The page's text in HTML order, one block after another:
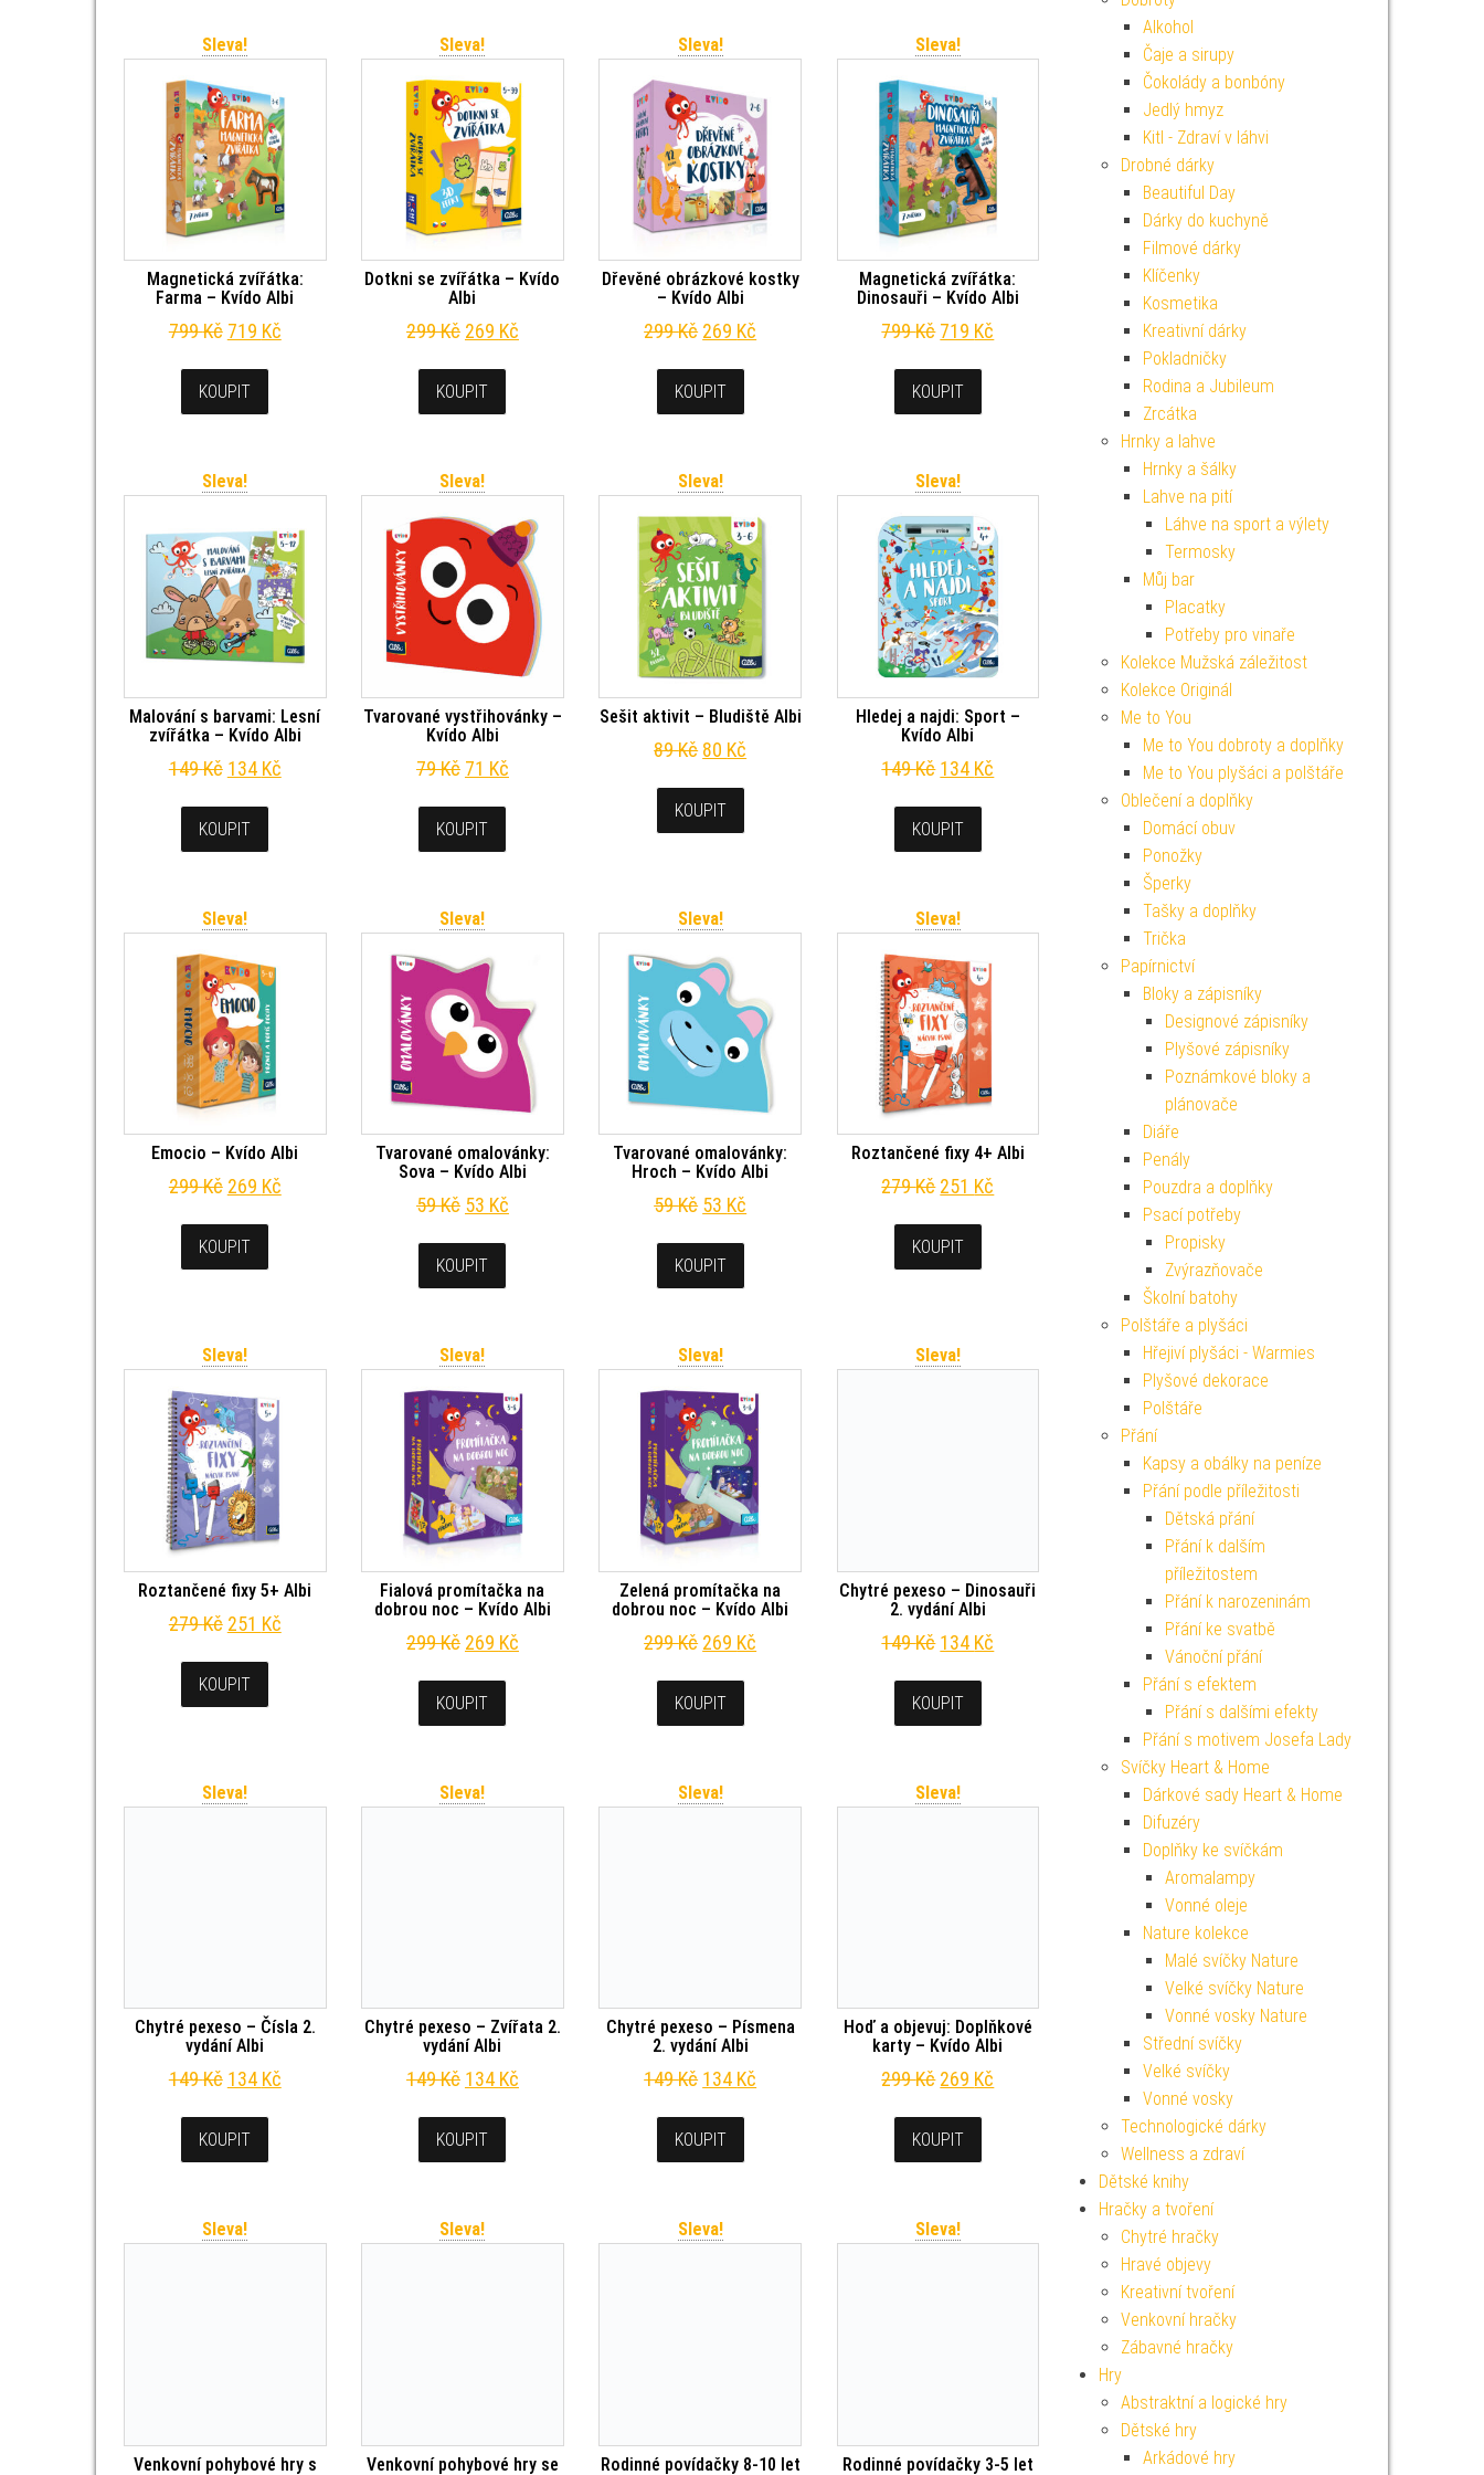
Sleva!
Magnetická zvířátka:
Farma – Kvído Albi
799Kč Původní cena byla: 799 Kč.
719 KčAktuální cena je: 719 Kč.
KOUPIT
Sleva!
Dotkni se zvířátka – Kvído
Albi
299Kč Původní cena byla: 299 Kč.
269 KčAktuální cena je: 269 Kč.
KOUPIT
Sleva!
Dřevěné obrázkové kostky
– Kvído Albi
299Kč Původní cena byla: 299 Kč.
269 Kč Aktuální cena je: 269 Kč.
KOUPIT
Sleva!
Magnetická zvířátka:
Dinosauři – Kvído Albi
799Kč Původní cena byla: 799 Kč.
719 Kč Aktuální cena je: 719 Kč.
KOUPIT
Sleva!
Malování s barvami: Lesní
zvířátka – Kvído Albi
149Kč Původní cena byla: 149 Kč.
134 KčAktuální cena je: 134 Kč.
KOUPIT
Sleva!
Tvarované vystřihovánky –
Kvído Albi
79Kč Původní cena byla: 79 Kč.
71 KčAktuální cena je: 71 Kč.
KOUPIT
Sleva!
Sešit aktivit – Bludiště Albi
89Kč Původní cena byla: 89 Kč.
80 Kč Aktuální cena je: 80 Kč.
KOUPIT
Sleva!
Hledej a najdi: Sport –
Kvído Albi
149Kč Původní cena byla: 149 Kč.
134 Kč Aktuální cena je: 134 Kč.
KOUPIT
Sleva!
Emocio – Kvído Albi
299Kč Původní cena byla: 299 Kč.
269 KčAktuální cena je: 269 Kč.
KOUPIT
Sleva!
Tvarované omalovánky:
Sova – Kvído Albi
59Kč Původní cena byla: 59 Kč.
53 KčAktuální cena je: 53 Kč.
KOUPIT
Sleva!
Tvarované omalovánky:
Hroch – Kvído Albi
59Kč Původní cena byla: 59 Kč.
53 Kč
KOUPIT
Sleva!
Roztančené fixy 4+ Albi
279Kč Původní cena byla: 279 Kč.
251 Kč Aktuální cena je: 251 Kč.
KOUPIT
Sleva!
Roztančené fixy 5+ Albi
279Kč Původní cena byla: 279 Kč.
251 KčAktuální cena je: 251 Kč.
KOUPIT
Sleva!
Fialová promítačka na
dobrou noc – Kvído Albi
299Kč Původní cena byla: 299 Kč.
269 KčAktuální cena je: 269 Kč.
KOUPIT
Sleva!
Zelená promítačka na
dobrou noc – Kvído Albi
299Kč Původní cena byla: 299 Kč.
269 Kč Aktuální cena je: 269 Kč.
KOUPIT
Sleva!
Chytré pexeso – Dinosauři
2. vydání Albi
149Kč Původní cena byla: 149 Kč.
134 Kč Aktuální cena je: 134 Kč.
KOUPIT
Sleva!
Chytré pexeso – Čísla 2.
vydání Albi
149Kč Původní cena byla: 149 Kč.
134 KčAktuální cena je: 134 Kč.
KOUPIT
Sleva!
Chytré pexeso – Zvířata 2.
vydání Albi
149Kč Původní cena byla: 149 Kč.
134 KčAktuální cena je: 134 Kč.
KOUPIT
Sleva!
Chytré pexeso – Písmena
2. vydání Albi
149Kč Původní cena byla: 149 Kč.
134 Kč Aktuální cena je: 134 Kč.
KOUPIT
Sleva!
Hoď a objevuj: Doplňkové
karty – Kvído Albi
299Kč Původní cena byla: 299 Kč.
269 Kč Aktuální cena je: 269 Kč.
KOUPIT
Sleva!
Venkovní pohybové hry s
Sleva!
Venkovní pohybové hry se
Sleva!
Rodinné povídačky 8-10 let
Sleva!
Rodinné povídačky 3-5 let
Alkohol
Čaje a sirupy
Čokolády a bonbóny
Jedlý hmyz
Kitl - Zdraví v láhvi
Drobné dárky
Beautiful Day
Dárky do kuchyně
Filmové dárky
Klíčenky
Kosmetika
Kreativní dárky
Pokladničky
Rodina a Jubileum
Zrcátka
Hrnky a lahve
Hrnky a šálky
Lahve na pití
Láhve na sport a výlety
Termosky
Můj bar
Placatky
Potřeby pro vinaře
Kolekce Mužská záležitost
Kolekce Originál
Me to You
Me to You dobroty a doplňky
Me to You plyšáci a polštáře
Oblečení a doplňky
Domácí obuv
Ponožky
Šperky
Tašky a doplňky
Trička
Papírnictví
Bloky a zápisníky
Designové zápisníky
Plyšové zápisníky
Poznámkové bloky a
plánovače
Diáře
Penály
Pouzdra a doplňky
Psací potřeby
Propisky
Zvýrazňovače
Školní batohy
Polštáře a plyšáci
Hřejiví plyšáci - Warmies
Plyšové dekorace
Polštáře
Přání
Kapsy a obálky na peníze
Přání podle příležitosti
Dětská přání
Přání k dalším
příležitostem
Přání k narozeninám
Přání ke svatbě
Vánoční přání
Přání s efektem
Přání s dalšími efekty
Přání s motivem Josefa Lady
Svíčky Heart & Home
Dárkové sady Heart & Home
Difuzéry
Doplňky ke svíčkám
Aromalampy
Vonné oleje
Nature kolekce
Malé svíčky Nature
Velké svíčky Nature
Vonné vosky Nature
Střední svíčky
Velké svíčky
Vonné vosky
Technologické dárky
Wellness a zdraví
Dětské knihy
Hračky a tvoření
Chytré hračky
Hravé objevy
Kreativní tvoření
Venkovní hračky
Zábavné hračky
Hry
Abstraktní a logické hry
Dětské hry
Arkádové hry